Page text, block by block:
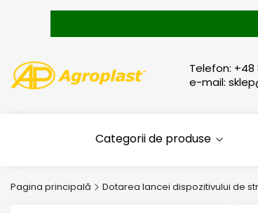
Telefon: +48
e-mail:
Categorii de produse
Pagina principală Dotarea lancei dispozitivului de